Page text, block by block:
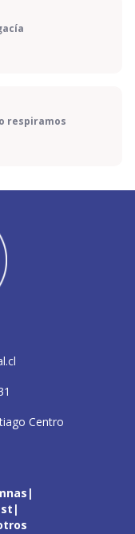
respiramos
Centro